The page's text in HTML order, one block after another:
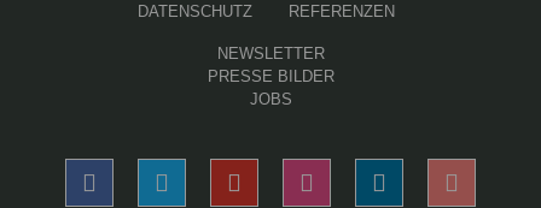
DATENSCHUTZ
REFERENZEN
NEWSLETTER
PRESSE BILDER
JOBS